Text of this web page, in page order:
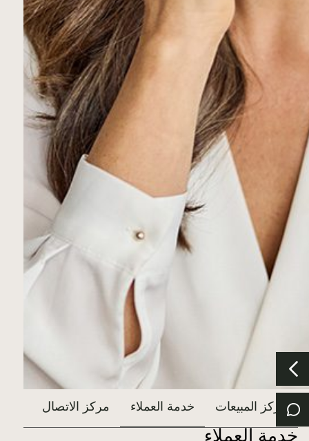
مركز المبيعات خدمة العملاء مركز الاتصال
خدمة العملاء